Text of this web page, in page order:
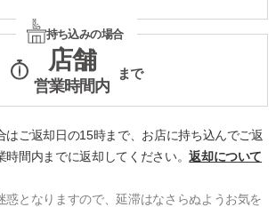
店舗
営業時間内
まで
持ち込みの場合
はご返却日の15時まで、お店に持ち込んでご返
時間内までに返却してください。返却について
となりますので、延滞はなさらぬようお気を